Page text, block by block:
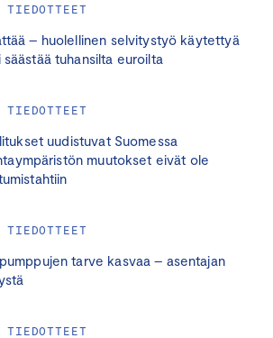
– huolellinen selvitystyö käytettyä
tuhansilta euroilta
uudistuvat Suomessa
muutokset eivät ole
tarve kasvaa – asentajan